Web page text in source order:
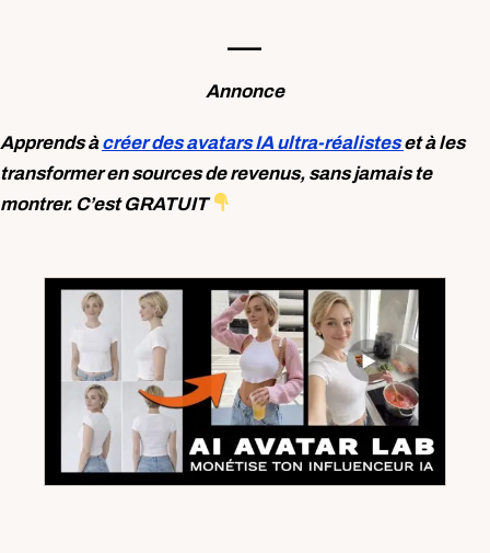
—-
Annonce
Apprends àcréer des avatars IA ultra-réalisteset à les
transformer en sources de revenus, sans jamais te
montrer. C’est GRATUIT